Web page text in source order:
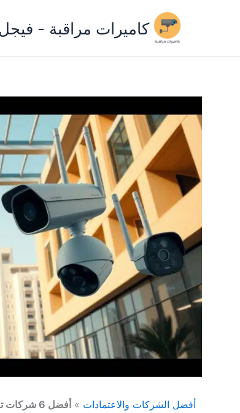
كاميرات مراقبة - فيجل
أفضل الشركات والاعتمادات » أفضل 6 شركات تقدّم ضمانًا طويل الأمد لأنظمة المراقبة بالكويت